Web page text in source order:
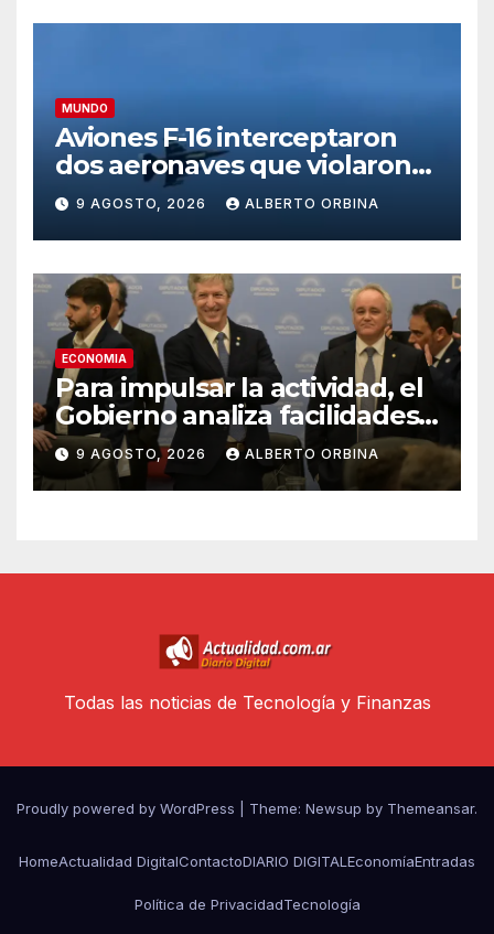
MUNDO
Aviones F-16 interceptaron
dos aeronaves que violaron
el espacio aéreo del club
donde estaba Donald Trump
9 AGOSTO, 2026 ALBERTO ORBINA
ECONOMIA
Para impulsar la actividad, el
Gobierno analiza facilidades
para que los bancos puedan
prestar dólares
9 AGOSTO, 2026 ALBERTO ORBINA
Todas las noticias de Tecnología y Finanzas
Proudly powered by WordPress Theme: Newsup by Themeansar.
HomeActualidad DigitalContactoDIARIO DIGITAL EconomíaEntradas
Política de PrivacidadTecnología